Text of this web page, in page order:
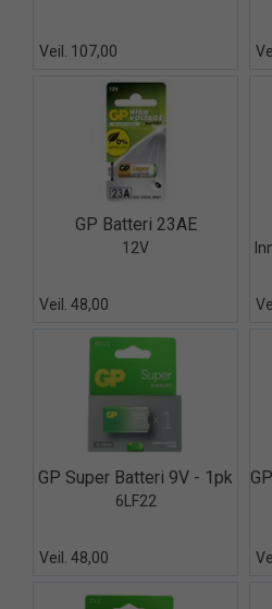
Veil. 107,00
Quick View+
GP Batteri 23AE
12V
Veil. 48,00
Quick View+
GP Super Batteri 9V - 1pk
6LF22
Veil. 48,00